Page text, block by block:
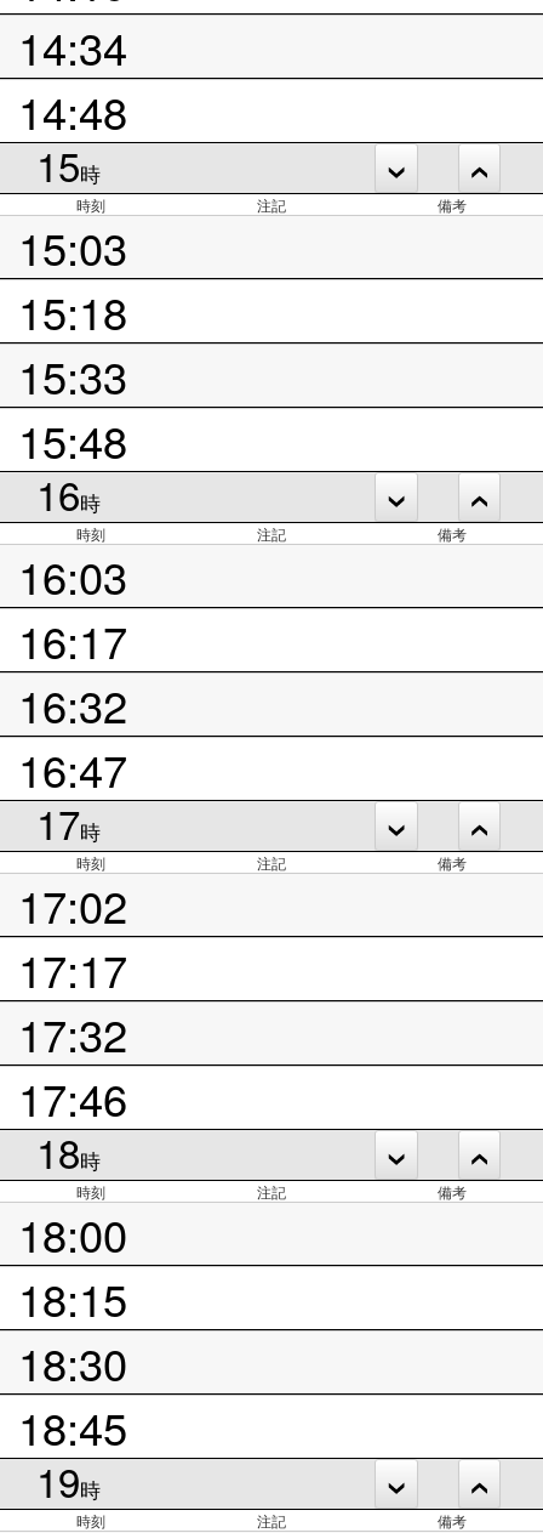
14:34
14:48
15時
時刻 注記 備考
15:03
15:18
15:33
15:48
16時
時刻 注記 備考
16:03
16:17
16:32
16:47
17時
時刻 注記 備考
17:02
17:17
17:32
17:46
18時
時刻 注記 備考
18:00
18:15
18:30
18:45
19時
時刻 注記 備考